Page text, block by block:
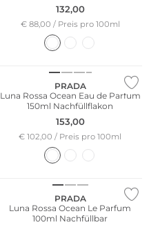
132,00
€ 88,00 / Preis pro 100ml
PRADA
Luna Rossa Ocean Eau de Parfum
150ml Nachfüllflakon
153,00
€ 102,00 / Preis pro 100ml
PRADA
Luna Rossa Ocean Le Parfum
100ml Nachfüllbar